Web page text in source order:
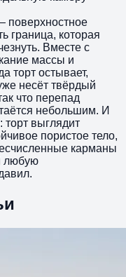
поверхностное
граница, которая
Вместе с
массы и
торт остывает,
несёт твёрдый
что перепад
небольшим. И
торт выглядит
пористое тело,
карманы
любую